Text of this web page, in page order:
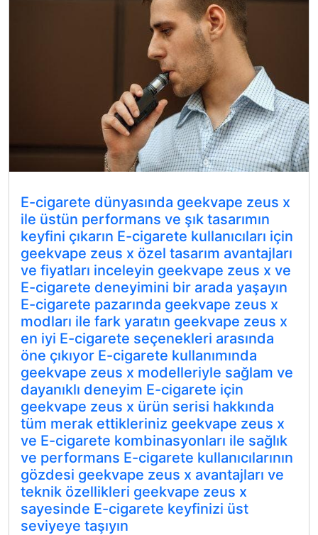
E-cigarete dünyasında geekvape zeus x
ile üstün performans ve şık tasarımın
keyfini çıkarın E-cigarete kullanıcıları için
geekvape zeus x özel tasarım avantajları
ve fiyatları inceleyin geekvape zeus x ve
E-cigarete deneyimini bir arada yaşayın
E-cigarete pazarında geekvape zeus x
modları ile fark yaratın geekvape zeus x
en iyi E-cigarete seçenekleri arasında
öne çıkıyor E-cigarete kullanımında
geekvape zeus x modelleriyle sağlam ve
dayanıklı deneyim E-cigarete için
geekvape zeus x ürün serisi hakkında
tüm merak ettikleriniz geekvape zeus x
ve E-cigarete kombinasyonları ile sağlık
ve performans E-cigarete kullanıcılarının
gözdesi geekvape zeus x avantajları ve
teknik özellikleri geekvape zeus x
sayesinde E-cigarete keyfinizi üst
seviyeye taşıyın